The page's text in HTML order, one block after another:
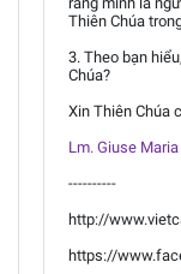
Thiên Chúa
3. Theo bạn
Chúa?
Xin Thiên Chúa
Lm. Giuse
----------
http://
https://